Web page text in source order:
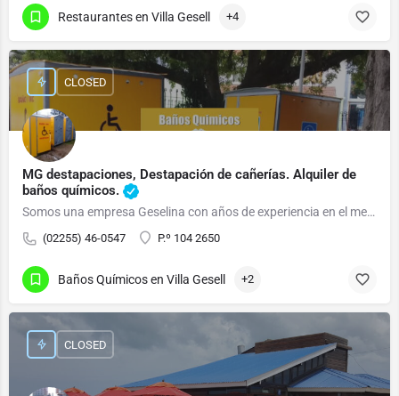
Restaurantes en Villa Gesell +4
MG destapaciones, Destapación de cañerías. Alquiler de
baños químicos.
Somos una empresa Geselina con años de experiencia en el mercado.
(02255) 46-0547 P.º 104 2650
CLOSED
Baños Químicos en Villa Gesell +2
CLOSED